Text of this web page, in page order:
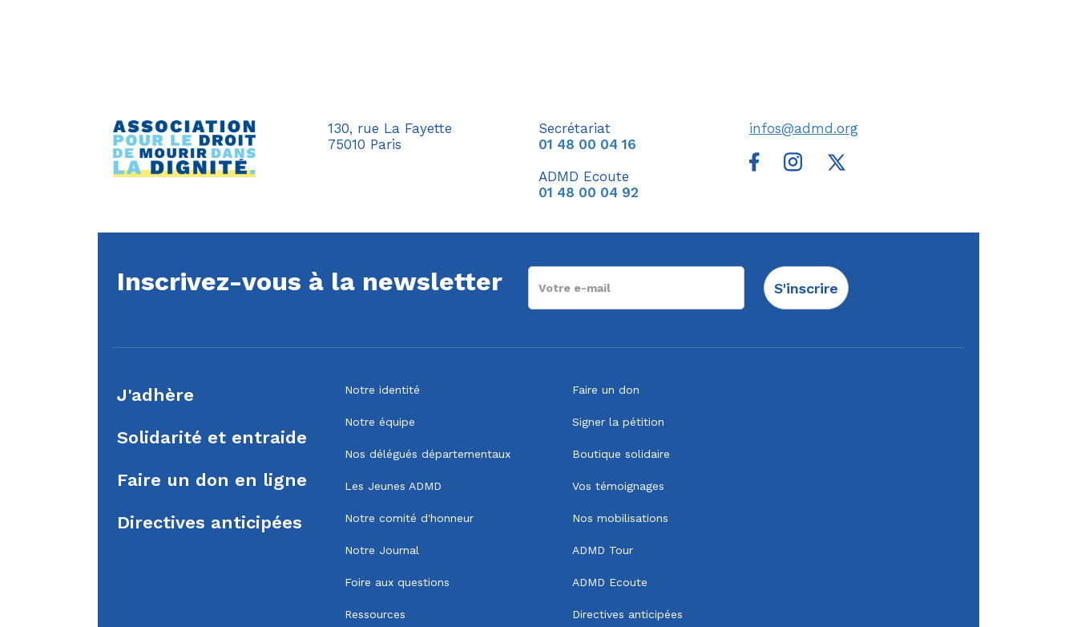
130, rue La Fayette
75010 Paris
Secrétariat
01 48 00 04 16
ADMD Ecoute
01 48 00 04 92
infos@admd.org
Inscrivez-vous à la newsletter S'inscrire
J'adhère
Solidarité et entraide
Faire un don en ligne
Directives anticipées
Notre identité
Notre équipe
Nos délégués départementaux
Les Jeunes ADMD
Notre comité d'honneur
Notre Journal
Foire aux questions
Ressources
Faire un don
Signer la pétition
Boutique solidaire
Vos témoignages
Nos mobilisations
ADMD Tour
ADMD Ecoute
Directives anticipées